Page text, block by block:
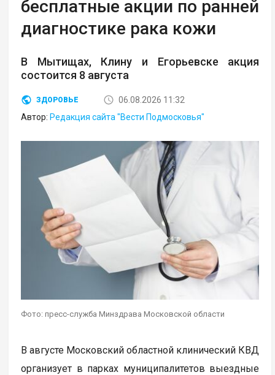
бесплатные акции по ранней
диагностике рака кожи
В Мытищах, Клину и Егорьевске акция
состоится 8 августа
ЗДОРОВЬЕ
06.08.2026 11:32
Автор: Редакция сайта "Вести Подмосковья"
Фото: пресс-служба Минздрава Московской области
В августе Московский областной клинический КВД
организует в парках муниципалитетов выездные